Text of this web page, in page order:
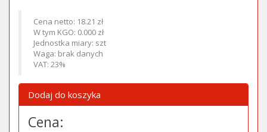
Cena netto: 18.21 zł
W tym KGO: 0.000 zł
Jednostka miary: szt
Waga: brak danych
VAT: 23%
Dodaj do koszyka
Cena: